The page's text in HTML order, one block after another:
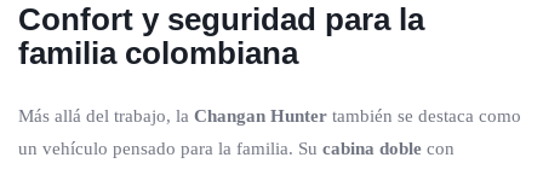
Confort y seguridad para la
familia colombiana
Más allá del trabajo, la Changan Hunter también se destaca como
un vehículo pensado para la familia. Su cabina doble con